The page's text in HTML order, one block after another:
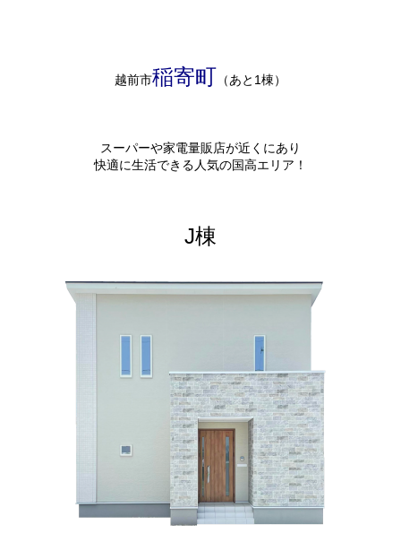
越前市稲寄町 （あと1棟）
スーパーや家電量販店が近くにあり
快適に生活できる人気の国高エリア！
J棟